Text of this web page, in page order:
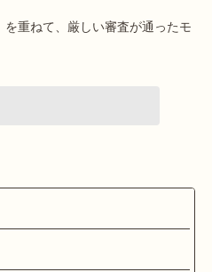
重ねて、厳しい審査が通ったモ